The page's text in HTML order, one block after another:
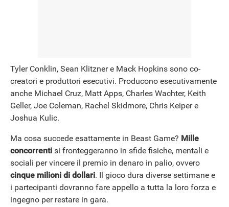
Tyler Conklin, Sean Klitzner e Mack Hopkins sono co-
creatori e produttori esecutivi. Producono esecutivamente
anche Michael Cruz, Matt Apps, Charles Wachter, Keith
Geller, Joe Coleman, Rachel Skidmore, Chris Keiper e
Joshua Kulic.
Ma cosa succede esattamente in Beast Game? Mille
concorrenti si fronteggeranno in sfide fisiche, mentali e
sociali per vincere il premio in denaro in palio, ovvero
cinque milioni di dollari. Il gioco dura diverse settimane e
i partecipanti dovranno fare appello a tutta la loro forza e
ingegno per restare in gara.